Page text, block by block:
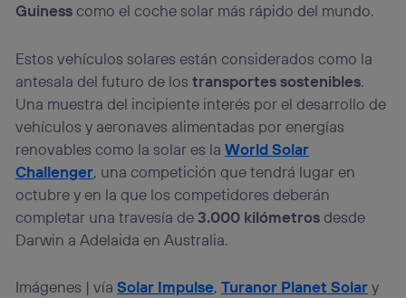
Guinesscomo el coche solar más rápido del mundo.
Estos vehículos solares están considerados como la
antesala del futuro de lostransportes sostenibles.
Una muestra del incipiente interés por el desarrollo de
vehículos y aeronaves alimentadas por energías
renovables como la solar es laWorld Solar
Challenger, una competición que tendrá lugar en
octubre y en la que los competidores deberán
completar una travesía de3.000 kilómetrosdesde
Darwin a Adelaida en Australia.
Imágenes | víaSolar Impulse,Turanor Planet Solary